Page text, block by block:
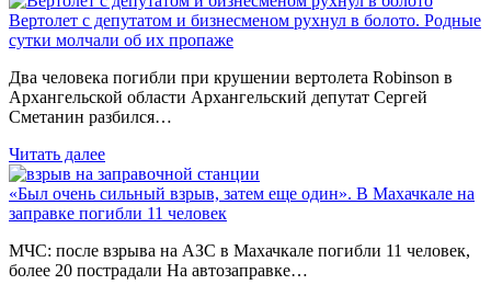
Вертолет с депутатом и бизнесменом рухнул в болото. Родные
сутки молчали об их пропаже
Два человека погибли при крушении вертолета Robinson в
Архангельской области Архангельский депутат Сергей
Сметанин разбился…
Читать далее
«Был очень сильный взрыв, затем еще один». В Махачкале на
заправке погибли 11 человек
МЧС: после взрыва на АЗС в Махачкале погибли 11 человек,
более 20 пострадали На автозаправке…